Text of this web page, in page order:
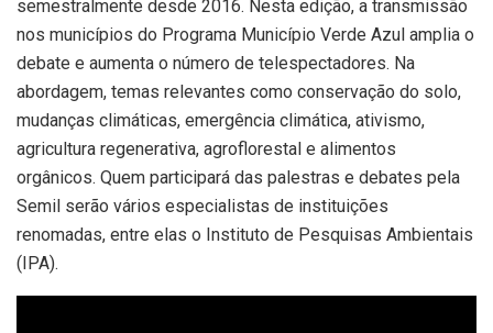
semestralmente desde 2016. Nesta edição, a transmissão
nos municípios do Programa Município Verde Azul amplia o
debate e aumenta o número de telespectadores. Na
abordagem, temas relevantes como conservação do solo,
mudanças climáticas, emergência climática, ativismo,
agricultura regenerativa, agroflorestal e alimentos
orgânicos. Quem participará das palestras e debates pela
Semil serão vários especialistas de instituições
renomadas, entre elas o Instituto de Pesquisas Ambientais
(IPA).